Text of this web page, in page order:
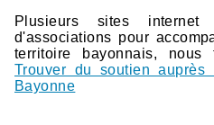
Plusieurs sites
d'associations pour
territoire bayonnais,
Trouver du soutien
Bayonne